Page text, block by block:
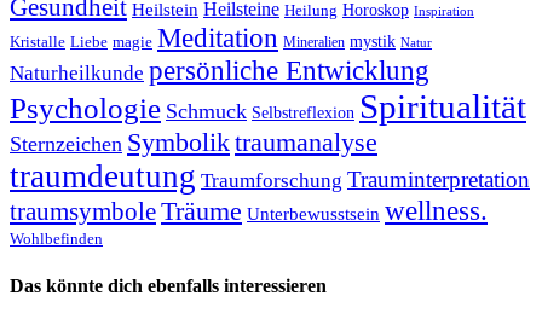
Gesundheit Heilstein Heilsteine Heilung Horoskop Inspiration
Kristalle Liebe magie Meditation Mineralien mystik Natur
Naturheilkunde persönliche Entwicklung
Psychologie Schmuck Selbstreflexion Spiritualität
Sternzeichen Symboliktraumanalyse
traumdeutung Traumforschung Trauminterpretation
traumsymboleTräume Unterbewusstsein wellness.
Wohlbefinden
Das könnte dich ebenfalls interessieren